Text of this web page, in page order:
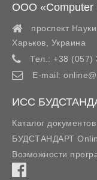
ООО «Computer
проспект
Харьков
Украина
Тел.: +38 (057)
E-mail:
ИСС
Каталог документов
БУДСТАНДАРТ
Возможности